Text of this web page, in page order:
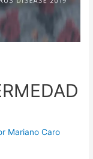
Mariano Caro